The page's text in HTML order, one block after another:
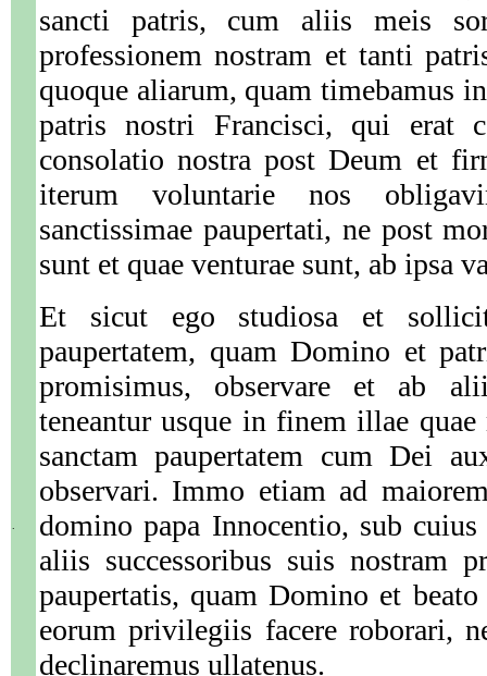
sancti patris, cum aliis meis
professionem nostram et tanti
quoque aliarum, quam timebamus
patris nostri Francisci, qui erat
consolatio nostra post Deum et
iterum voluntarie nos
sanctissimae paupertati, ne post
sunt et quae venturae sunt, ab ipsa
Et sicut ego studiosa et
paupertatem, quam Domino et
promisimus, observare et ab
teneantur usque in finem illae
sanctam paupertatem cum Dei
observari. Immo etiam ad
domino papa Innocentio, sub
aliis successoribus suis nostram
paupertatis, quam Domino et
eorum privilegiis facere roborari,
declinaremus ullatenus.